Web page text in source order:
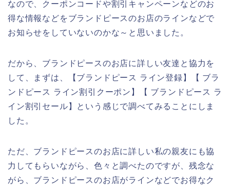
なので、クーポンコードや割引キャンペーンなどのお
得な情報などをブランドピースのお店のラインなどで
お知らせをしていないのかな～と思いました。
だから、ブランドピースのお店に詳しい友達と協力を
して、まずは、【ブランドピース ライン登録】【 ブラ
ンドピース ライン割引クーポン】【 ブランドピース ラ
イン割引セール】という感じで調べてみることにしま
した。
ただ、ブランドピースのお店に詳しい私の親友にも協
力してもらいながら、色々と調べたのですが、残念な
がら、ブランドピースのお店がラインなどでお得なク